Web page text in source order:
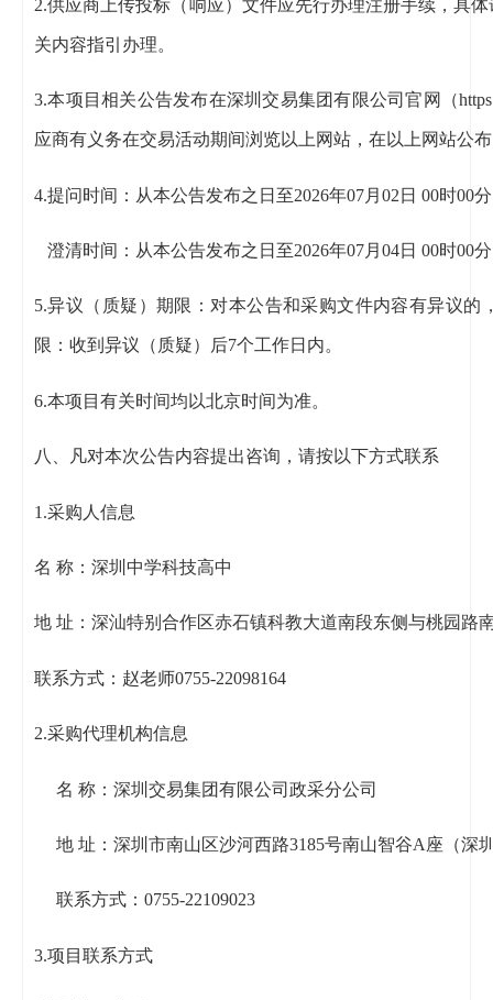
2.供应商上传投标（响应）文件应先行办理注册手续，具
关内容指引办理。
3.本项目相关公告发布在深圳交易集团有限公司官网（
应商有义务在交易活动期间浏览以上网站，在以上网站公
4.提问时间：从本公告发布之日至2026年07月02日 00时00分
澄清时间：从本公告发布之日至2026年07月04日 00时00分
5.异议（质疑）期限：对本公告和采购文件内容有异议的
限：收到异议（质疑）后7个工作日内。
6.本项目有关时间均以北京时间为准。
八、凡对本次公告内容提出咨询，请按以下方式联系
1.采购人信息
名 称：深圳中学科技高中
地 址： 深汕特别合作区赤石镇科教大道南段东侧与桃园路
联系方式：赵老师0755-22098164
2.采购代理机构信息
名 称：深圳交易集团有限公司政采分公司
地 址：深圳市南山区沙河西路3185号南山智谷A座（深
联系方式：0755-22109023
3.项目联系方式